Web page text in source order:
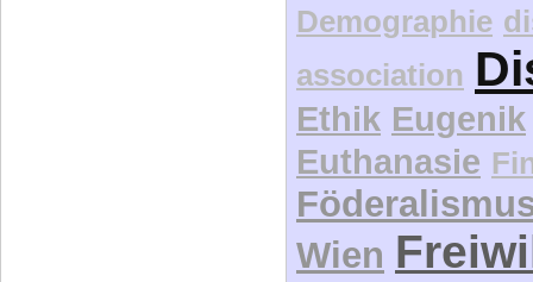
Demographie
association
Ethik Eugenik
Euthanasie
Wien